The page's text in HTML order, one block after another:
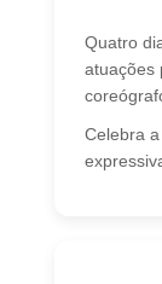
Quatro
atuações
Celebra